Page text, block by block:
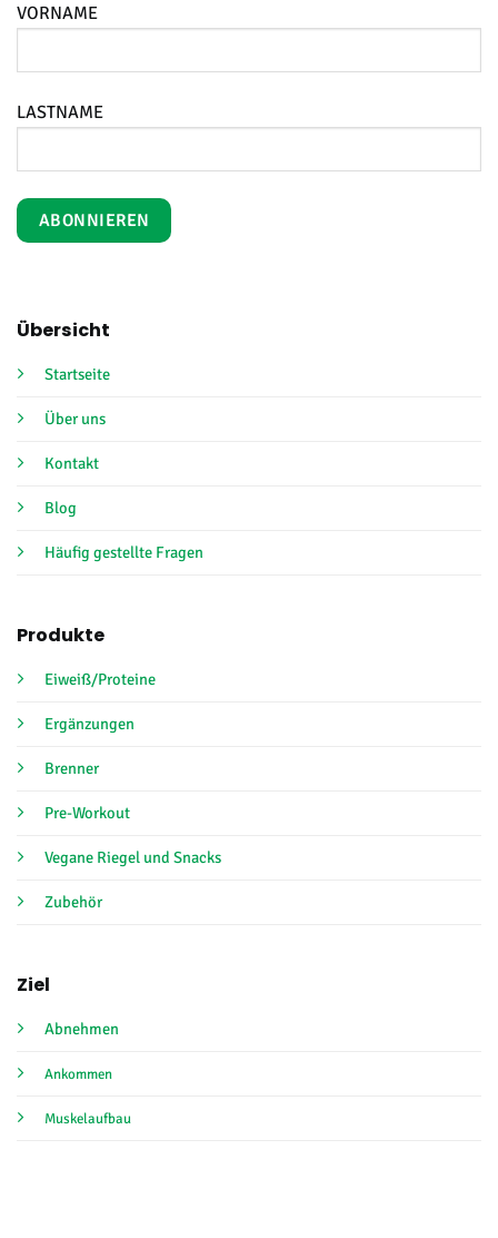
Übersicht
Startseite
Über uns
Kontakt
Blog
Häufig gestellte Fragen
Produkte
Eiweiß/Proteine
Ergänzungen
Brenner
Pre-Workout
Vegane Riegel und Snacks
Zubehör
Ziel
Abnehmen
Ankommen
Muskelaufbau
VORNAME
LASTNAME